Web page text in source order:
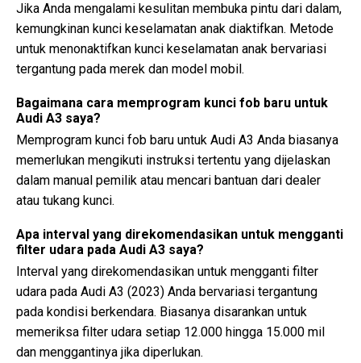
Jika Anda mengalami kesulitan membuka pintu dari dalam,
kemungkinan kunci keselamatan anak diaktifkan. Metode
untuk menonaktifkan kunci keselamatan anak bervariasi
tergantung pada merek dan model mobil.
Bagaimana cara memprogram kunci fob baru untuk
Audi A3 saya?
Memprogram kunci fob baru untuk Audi A3 Anda biasanya
memerlukan mengikuti instruksi tertentu yang dijelaskan
dalam manual pemilik atau mencari bantuan dari dealer
atau tukang kunci.
Apa interval yang direkomendasikan untuk mengganti
filter udara pada Audi A3 saya?
Interval yang direkomendasikan untuk mengganti filter
udara pada Audi A3 (2023) Anda bervariasi tergantung
pada kondisi berkendara. Biasanya disarankan untuk
memeriksa filter udara setiap 12.000 hingga 15.000 mil
dan menggantinya jika diperlukan.